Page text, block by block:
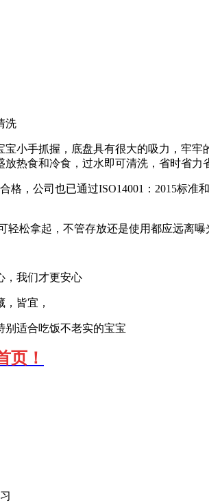
洗
小手抓握，底盘具有很大的吸力，牢
热食和冷食，过水即可清洗，省时省力
格，公司也已通过ISO14001：2015标
轻松拿起，不管存放还是使用都应远离
，我们才更安心
皆宜，
别适合吃饭不老实的宝宝
页！